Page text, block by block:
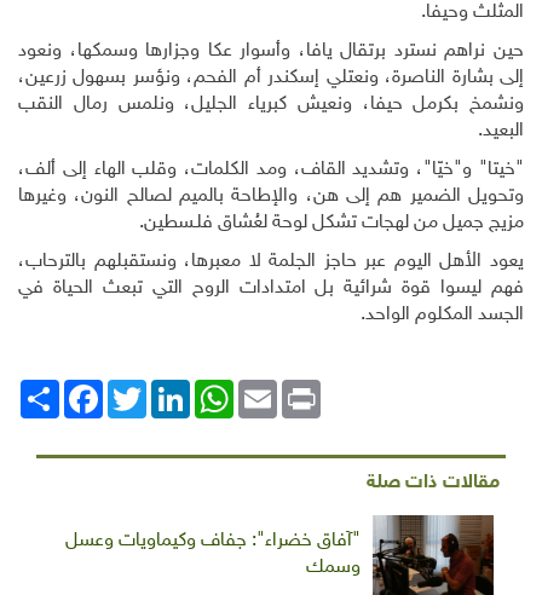
المثلث وحيفا.
حين نراهم نسترد برتقال يافا، وأسوار عكا وجزارها وسمكها، ونعود
إلى بشارة الناصرة، ونعتلي إسكندر أم الفحم، ونؤسر بسهول زرعين،
ونشمخ بكرمل حيفا، ونعيش كبرياء الجليل، ونلمس رمال النقب
البعيد.
"خيتا" و"خيّا"، وتشديد القاف، ومد الكلمات، وقلب الهاء إلى ألف،
وتحويل الضمير هم إلى هن، والإطاحة بالميم لصالح النون، وغيرها
مزيج جميل من لهجات تشكل لوحة لعُشاق فلـسطين.
يعود الأهل اليوم عبر حاجز الجلمة لا معبرها، ونستقبلهم بالترحاب،
فهم ليسوا قوة شرائية بل امتدادات الروح التي تبعث الحياة في
الجسد المكلوم الواحد.
انشر
FacebookTwitterLinkedIn
WhatsAppEmail Print
مقالات ذات صلة
"آفاق خضراء": جفاف وكيماويات وعسل
وسمك